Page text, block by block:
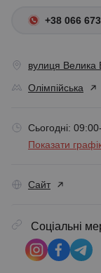
+38 066
вулиця Велика
Олімпійська
Сьогодні:
Показати
Сайт
Соціальні